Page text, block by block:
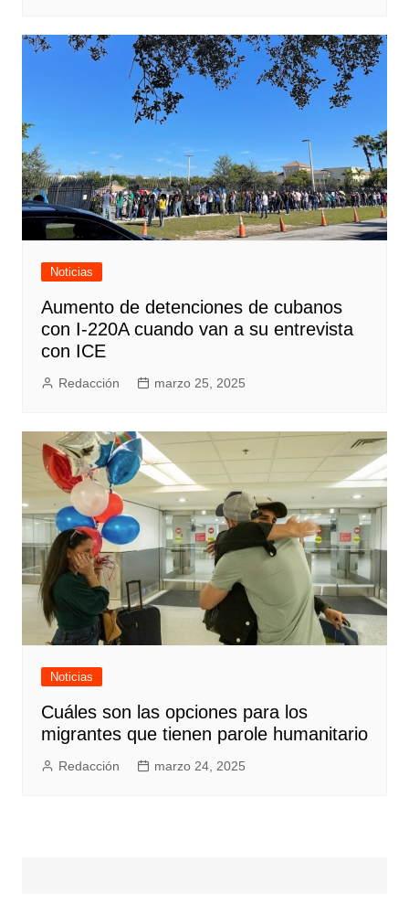
Noticias
Aumento de detenciones de cubanos
con I-220A cuando van a su entrevista
con ICE
Redacción marzo 25, 2025
Noticias
Cuáles son las opciones para los
migrantes que tienen parole humanitario
Redacción marzo 24, 2025